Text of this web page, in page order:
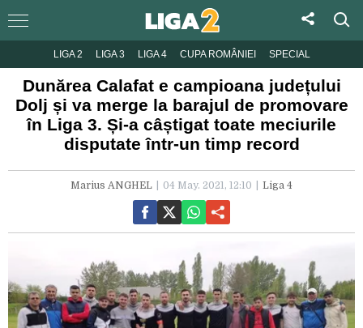
LIGA 2 LIGA 3 LIGA 4 CUPA ROMÂNIEI SPECIAL
Dunărea Calafat e campioana județului
Dolj și va merge la barajul de promovare
în Liga 3. Și-a câștigat toate meciurile
disputate într-un timp record
Marius ANGHEL 04 May. 2021, 12:10 Liga 4